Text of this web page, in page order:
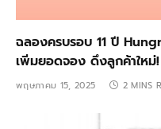
ฉลองครบรอบ 11 ปี
เพิ่มยอดจอง ดึงลูกค้าใหม่!
พฤษภาคม 15, 2025 2 MINS